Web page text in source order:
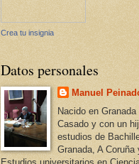
Crea tu insignia
Datos personales
Manuel
Nacido en Granada
Casado y con un
estudios de
Granada, A Coruña